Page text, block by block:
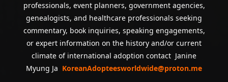
professionals, event planners, government agencies,
genealogists, and healthcare professionals seeking
commentary, book inquiries, speaking engagements,
or expert information on the history and/or current
climate of international adoption contact Janine
Myung Ja KoreanAdopteesworldwide@proton.me